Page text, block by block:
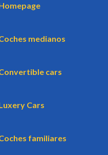
medianos
cars
Cars
familiares